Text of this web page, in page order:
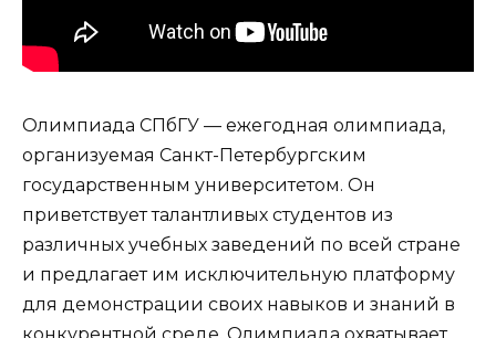
Олимпиада СПбГУ — ежегодная олимпиада,
организуемая Санкт-Петербургским
государственным университетом. Он
приветствует талантливых студентов из
различных учебных заведений по всей стране
и предлагает им исключительную платформу
для демонстрации своих навыков и знаний в